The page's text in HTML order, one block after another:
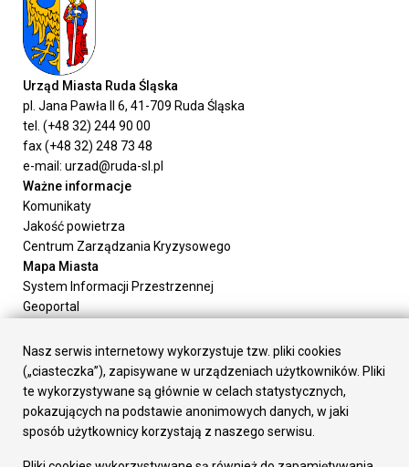
Urząd Miasta Ruda Śląska
pl. Jana Pawła II 6, 41-709 Ruda Śląska
tel. (+48 32) 244 90 00
fax (+48 32) 248 73 48
e-mail: urzad@ruda-sl.pl
Ważne informacje
Komunikaty
Jakość powietrza
Centrum Zarządzania Kryzysowego
Mapa Miasta
System Informacji Przestrzennej
Geoportal
Załatw sprawę
Prezydent Miasta
Rada Miasta
Wydziały
Elektroniczna Skrzynka Podawcza
Nasz serwis internetowy wykorzystuje tzw. pliki cookies
(„ciasteczka”), zapisywane w urządzeniach użytkowników. Pliki
te wykorzystywane są głównie w celach statystycznych,
pokazujących na podstawie anonimowych danych, w jaki
sposób użytkownicy korzystają z naszego serwisu.